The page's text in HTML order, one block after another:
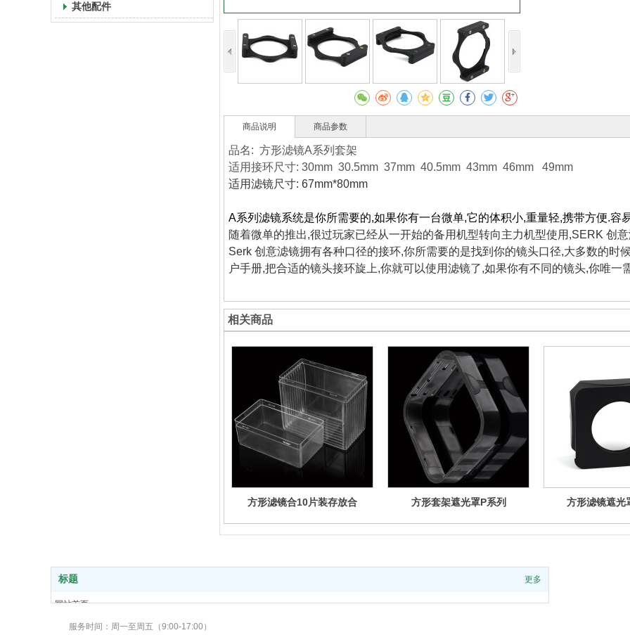
其他配件
商品说明 商品参数
品名: 方形滤镜A系列套架
适用接环尺寸: 30mm 30.5mm 37mm 40.5mm 43mm 46mm 49mm
适用滤镜尺寸: 67mm*80mm
A系列滤镜系统是你所需要的,如果你有一台微单,它的体积小,重量轻,携带方便.容
随着微单的推出,很过玩家已经从一开始的备用机型转向主力机型使用,SERK 创
Serk 创意滤镜拥有各种口径的接环,你所需要的是找到你的镜头口径,大多数的时
户手册,把合适的镜头接环旋上,你就可以使用滤镜了,如果你有不同的镜头,你唯一
相关商品
方形滤镜合10片装存放合 方形套架遮光罩P系列 方形滤镜遮光
标题 更多
网站首页
关于我们
服务时间：周一至周五（9:00-17:00）